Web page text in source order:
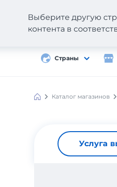
Страны
Выберите другую
контента в
Meest
Каталог магазинов
Услуга